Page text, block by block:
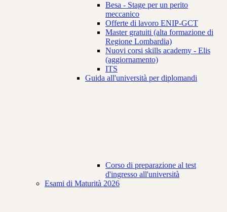
Besa - Stage per un perito
meccanico
Offerte di lavoro ENIP-GCT
Master gratuiti (alta formazione di
Regione Lombardia)
Nuovi corsi skills academy - Elis
(aggiornamento)
ITS
Guida all'università per diplomandi
Corso di preparazione al test
d'ingresso all'università
Esami di Maturità 2026